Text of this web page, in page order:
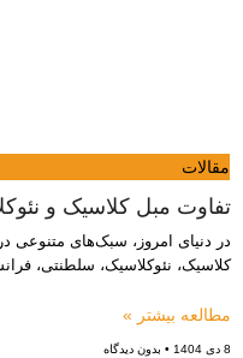
مقالات
تفاوت‌ مبل کلاسیک و
در دنیای امروز، سبک‌های متنوعی
کلاسیک، نئوکلاسیک، سلطنتی،
مطالعه بیشتر »
8 دی 1404 بدون دیدگاه